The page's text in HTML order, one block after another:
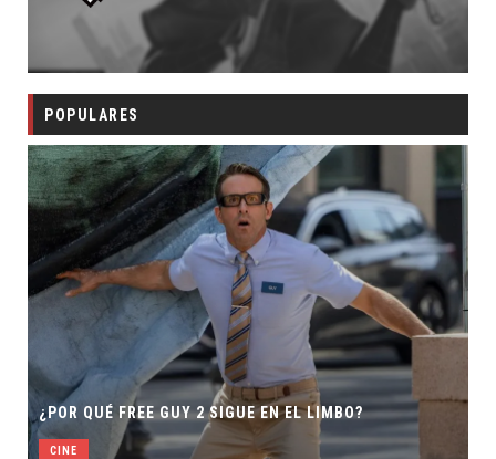
POPULARES
¿POR QUÉ FREE GUY 2 SIGUE EN EL LIMBO?
CINE